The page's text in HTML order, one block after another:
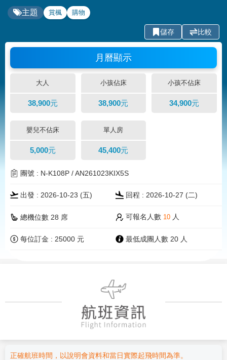
主題 賞楓 購物
儲存 比較
月曆顯示
大人 小孩佔床 小孩不佔床
38,900元 38,900元 34,900元
嬰兒不佔床 單人房
5,000元 45,400元
團號 : N-K108P / AN261023KIX5S
出發 : 2026-10-23 (五) 回程 : 2026-10-27 (二)
總機位數 28 席 可報名人數 10 人
每位訂金 : 25000 元 最低成團人數 20 人
正確航班時間，以說明會資料和當日實際起飛時間為準。